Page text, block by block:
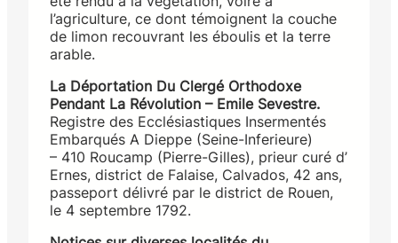
l’agriculture, ce dont témoignent la couche
de limon recouvrant les éboulis et la terre
arable.
La Déportation Du Clergé Orthodoxe
Pendant La Révolution – Emile Sevestre.
Registre des Ecclésiastiques Insermentés
Embarqués A Dieppe (Seine-Inferieure)
– 410 Roucamp (Pierre-Gilles), prieur curé d’
Ernes, district de Falaise, Calvados, 42 ans,
passeport délivré par le district de Rouen,
le 4 septembre 1792.